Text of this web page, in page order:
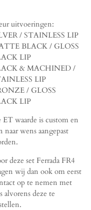
uitvoeringen:
/ STAINLESS LIP
BLACK / GLOSS
LIP
& MACHINED /
LIP
/ GLOSS
LIP
ET waarde is custom en
naar wens aangepast
deze set Ferrada FR4
wij dan ook om eerst
op te nemen met
alvorens deze te